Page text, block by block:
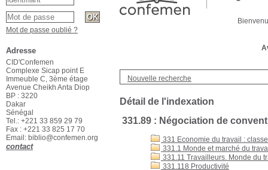
Bienvenue
Nouvelle recherche
Détail de l'indexation
331.89 : Négociation de
331 Economie du travail :
331.1 Monde et marché du
331.11 Travailleurs. Monde du
331.118 Productivité
Mot de passe oublié ?
Adresse
CID'Confemen
Complexe Sicap point E
Immeuble C, 3ème étage
Avenue Cheikh Anta Diop
BP : 3220
Dakar
Sénégal
Tel.: +221 33 859 29 79
Fax : +221 33 825 17 70
Email: biblio@confemen.org
contact